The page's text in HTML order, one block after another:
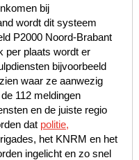
bij
wordt dit systeem
P2000 Noord-Brabant
per plaats wordt er
bijvoorbeeld
waar ze aanwezig
112 meldingen
en de juiste regio
dat politie,
het KNRM en het
ingelicht en zo snel